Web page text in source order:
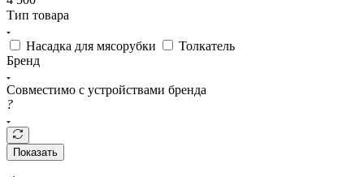
Тип товара
Насадка для мясорубки
Толкатель
Бренд
Совместимо с устройствами бренда
?
Показать